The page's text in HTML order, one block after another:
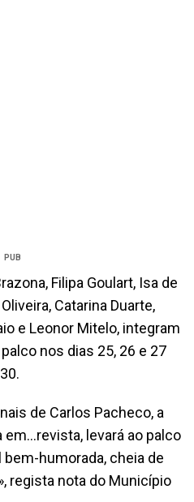
PUB
Filipa Goulart, Isa de
Catarina Duarte,
e Leonor Mitelo, integram
nos dias 25, 26 e 27
de Carlos Pacheco, a
levará ao palco
humorada, cheia de
regista nota do Município